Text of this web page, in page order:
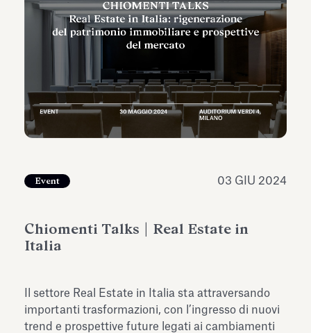
Fondazione Torlonia inaugura la
mostra Marmora Romana
ampliando gli spazi espositivi
dell’Antiquarium di Villa Albani
Torlonia
Leggi tutto
EcoVadis
Event 03 GIU 2024
Chiomenti Talks | Real Estate in
Italia
Il settore Real Estate in Italia sta attraversando
importanti trasformazioni, con l’ingresso di nuovi
trend e prospettive future legati ai cambiamenti